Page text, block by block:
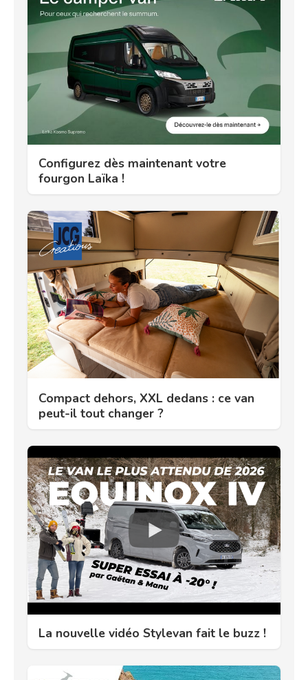
Configurez dès maintenant votre
fourgon Laïka !
Compact dehors, XXL dedans : ce van
peut-il tout changer ?
La nouvelle vidéo Stylevan fait le buzz !